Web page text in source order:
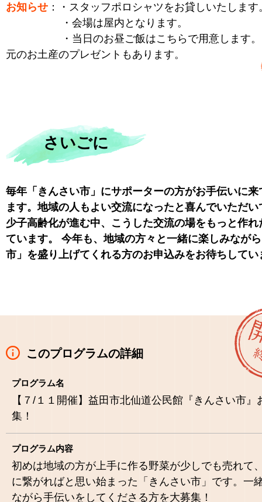
お知らせ ：・スタッフポロシャツをお貸しい
・会場は屋内となります。
・当日のお昼ご飯はこちらで用意します。
元のお土産のプレゼントもあります。
さいごに
毎年「きんさい市」にサポーターの方がお手伝いに来
ます。地域の人もよい交流になったと喜んでいただい
少子高齢化が進む中、こうした交流の場をもっと作れ
ています。 今年も、地域の方々と一緒に楽しみなが
市」を盛り上げてくれる方のお申込みをお待ちして
このプログラムの詳細
プログラム名
【７/１１開催】益田市北仙道公民館『きんさい市』
集！
プログラム内容
初めは地域の方が上手に作る野菜が少しでも売れて
に繋がればと思い始まった「きんさい市」です。一
ながら手伝いをしてくださる方を大募集！